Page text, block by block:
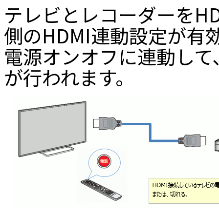
テレビとレコーダーを
側のHDMI連動設定が有
電源オンオフに連動し
が行われます。